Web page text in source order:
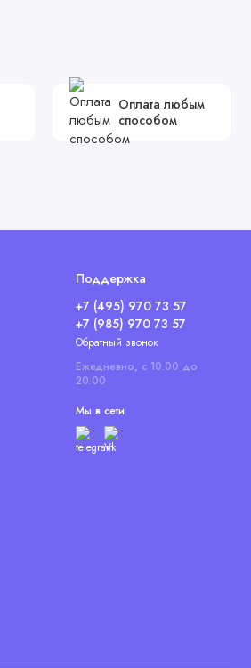
Оплата любым
способом
Поддержка
+7 (495) 970 73 57
+7 (985) 970 73 57
Обратный звонок
Ежедневно, с 10.00 до
20.00
Мы в сети